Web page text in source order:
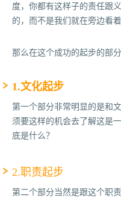
度，你都有这样子的责任跟
的，而不是我们就在旁边看
那么在这个成功的起步的部
1.文化起步
第一个部分非常明显的是和
须要这样的机会去了解这是
底是什么？
2.职责起步
第二个部分当然是跟这个职